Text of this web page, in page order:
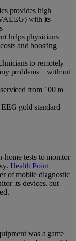
provides high
with its
helps physicians
and boosting
to remotely
problems – without
from 100 to
gold standard
home tests to monitor
Health Point
of mobile diagnostic
its devices, cut
was a game